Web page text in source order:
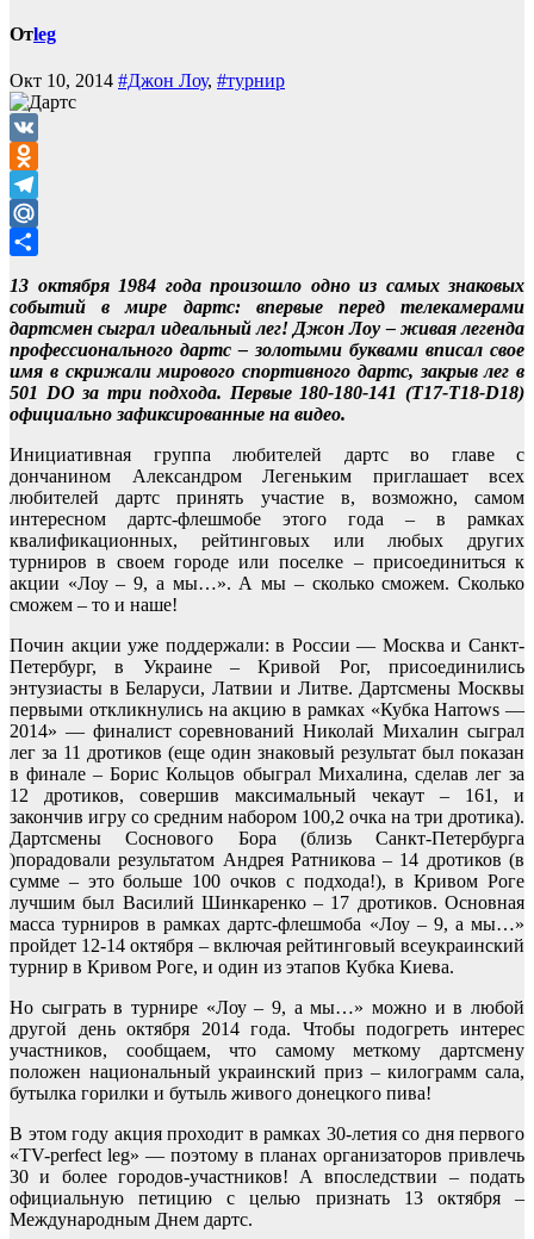
Отleg
Окт 10, 2014 #Джон Лоу, #турнир
VK
Odnoklassniki
Telegram
Mail.Ru
13 октября 1984 года произошло одно из самых знаковых
событий в мире дартс: впервые перед телекамерами
дартсмен сыграл идеальный лег! Джон Лоу – живая легенда
профессионального дартс – золотыми буквами вписал свое
имя в скрижали мирового спортивного дартс, закрыв лег в
501 DO за три подхода. Первые 180-180-141 (T17-T18-D18)
официально зафиксированные на видео.
Инициативная группа любителей дартс во главе с
дончанином Александром Легеньким приглашает всех
любителей дартс принять участие в, возможно, самом
интересном дартс-флешмобе этого года – в рамках
квалификационных, рейтинговых или любых других
турниров в своем городе или поселке – присоединиться к
акции «Лоу – 9, а мы…». А мы – сколько сможем. Сколько
сможем – то и наше!
Почин акции уже поддержали: в России — Москва и Санкт-
Петербург, в Украине – Кривой Рог, присоединились
энтузиасты в Беларуси, Латвии и Литве. Дартсмены Москвы
первыми откликнулись на акцию в рамках «Кубка Harrows —
2014» — финалист соревнований Николай Михалин сыграл
лег за 11 дротиков (еще один знаковый результат был показан
в финале – Борис Кольцов обыграл Михалина, сделав лег за
12 дротиков, совершив максимальный чекаут – 161, и
закончив игру со средним набором 100,2 очка на три дротика).
Дартсмены Соснового Бора (близь Санкт-Петербурга
)порадовали результатом Андрея Ратникова – 14 дротиков (в
сумме – это больше 100 очков с подхода!), в Кривом Роге
лучшим был Василий Шинкаренко – 17 дротиков. Основная
масса турниров в рамках дартс-флешмоба «Лоу – 9, а мы…»
пройдет 12-14 октября – включая рейтинговый всеукраинский
турнир в Кривом Роге, и один из этапов Кубка Киева.
Но сыграть в турнире «Лоу – 9, а мы…» можно и в любой
другой день октября 2014 года. Чтобы подогреть интерес
участников, сообщаем, что самому меткому дартсмену
положен национальный украинский приз – килограмм сала,
бутылка горилки и бутыль живого донецкого пива!
В этом году акция проходит в рамках 30-летия со дня первого
«TV-perfect leg» — поэтому в планах организаторов привлечь
30 и более городов-участников! А впоследствии – подать
официальную петицию с целью признать 13 октября –
Международным Днем дартс.